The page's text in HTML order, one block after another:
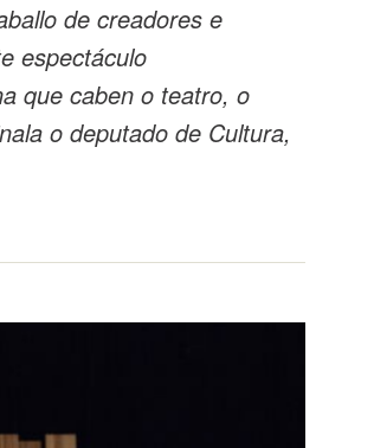
de creadores e
espectáculo
que caben o teatro, o
o deputado de Cultura,